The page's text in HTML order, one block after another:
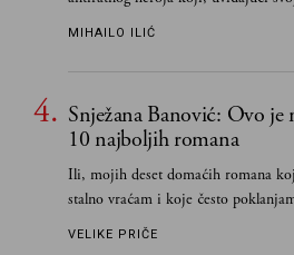
učeći na njima, shvata da postoje
MIHAILO ILIĆ
Snježana Banović: Ovo je
10 najboljih romana
Ili, mojih deset domaćih romana
stalno vraćam i koje često
VELIKE PRIČE